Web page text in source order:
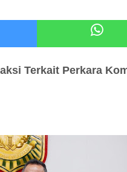
Ke-Waroeng Tani Dau Malang,Dijamin
Terkait Perkara